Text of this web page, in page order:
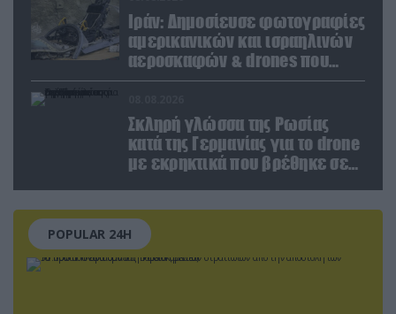
Ιράν: Δημοσίευσε φωτογραφίες
αμερικανικών και ισραηλινών
αεροσκαφών & drones που
καταρρίφθηκαν
Σκληρή γλώσσα της Ρωσίας
κατά της Γερμανίας για το drone
με εκρηκτικά που βρέθηκε σε
POPULAR 24H